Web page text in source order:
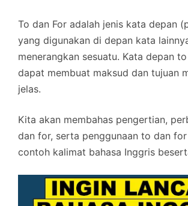
To dan For adalah jenis kata depan
yang digunakan di depan kata
menerangkan sesuatu. Kata depan
dapat membuat maksud dan tujuan
jelas.
Kita akan membahas pengertian,
dan for, serta penggunaan to dan
contoh kalimat bahasa Inggris